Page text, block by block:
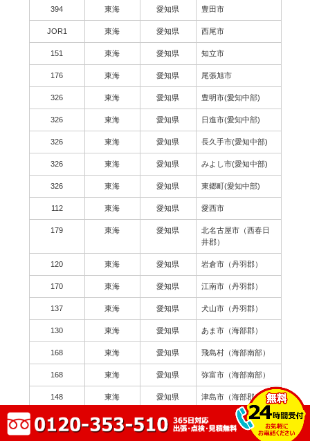
394 東海 愛知県 豊田市
JOR1 東海 愛知県 西尾市
151 東海 愛知県 知立市
176 東海 愛知県 尾張旭市
326 東海 愛知県 豊明市(愛知中部)
326 東海 愛知県 日進市(愛知中部)
326 東海 愛知県 長久手市(愛知中部)
326 東海 愛知県 みよし市(愛知中部)
326 東海 愛知県 東郷町(愛知中部)
112 東海 愛知県 愛西市
179 東海 愛知県
北名古屋市（西春日
井郡）
120 東海 愛知県 岩倉市（丹羽郡）
170 東海 愛知県 江南市（丹羽郡）
137 東海 愛知県 犬山市（丹羽郡）
130 東海 愛知県 あま市（海部郡）
168 東海 愛知県 飛島村（海部南部）
168 東海 愛知県 弥富市（海部南部）
148 東海 愛知県 津島市（海部郡）
209 東海 愛知県 常滑市（知多郡）